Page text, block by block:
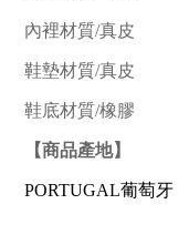
內裡材質/真皮
鞋墊材質/真皮
鞋底材質/橡膠
【商品產地】
PORTUGAL葡萄牙